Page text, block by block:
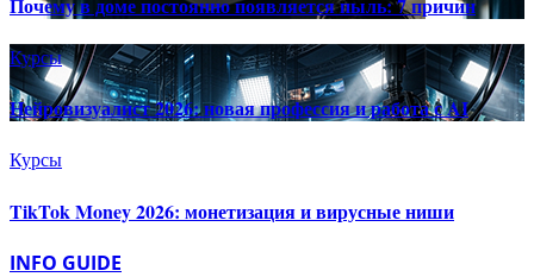
Курсы
Нейровизуалист 2026: новая профессия и работа с AI
Курсы
TikTok Money 2026: монетизация и вирусные ниши
INFO GUIDE